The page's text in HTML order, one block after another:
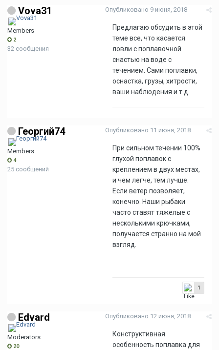
Vova31
Members
2
32 сообщения
Опубликовано 9 июня, 2018
Предлагаю обсудить в этой
теме все, что касается
ловли с поплавочной
снастью на воде с
течением. Сами поплавки,
оснастка, грузы, хитрости,
ваши наблюдения и т.д.
Георгий74
Members
4
25 сообщений
Опубликовано 11 июня, 2018
При сильном течении 100%
глухой поплавок с
креплением в двух местах,
и чем легче, тем лучше.
Если ветер позволяет,
конечно. Наши рыбаки
часто ставят тяжелые с
несколькими крючками,
получается странно на мой
взгляд.
1
Edvard
Moderators
20
Опубликовано 12 июня, 2018
Конструктивная
особенность поплавка для